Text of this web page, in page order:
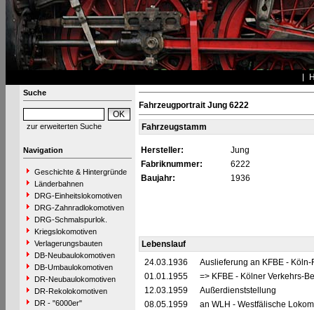
Suche
zur erweiterten Suche
Navigation
Geschichte & Hintergründe
Länderbahnen
DRG-Einheitslokomotiven
DRG-Zahnradlokomotiven
DRG-Schmalspurlok.
Kriegslokomotiven
Verlagerungsbauten
DB-Neubaulokomotiven
DB-Umbaulokomotiven
DR-Neubaulokomotiven
DR-Rekolokomotiven
DR - "6000er"
Fahrzeugportrait Jung 6222
Fahrzeugstamm
Hersteller:
Jung
Fabriknummer:
6222
Baujahr:
1936
Lebenslauf
24.03.1936
Auslieferung an KFBE -
01.01.1955
=> KFBE - Kölner Verkehrs-
12.03.1959
Außerdienststellung
08.05.1959
an WLH - Westfälische